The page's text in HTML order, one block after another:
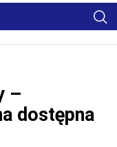
–
dostępna